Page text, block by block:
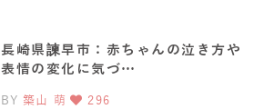
長崎県諫早市：赤ちゃんの泣き方や
表情の変化に気づ…
BY 築山 萌 296